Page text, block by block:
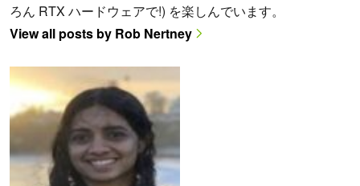
ろん RTX ハードウェアで!) を楽しんでいます。
View all posts by Rob Nertney